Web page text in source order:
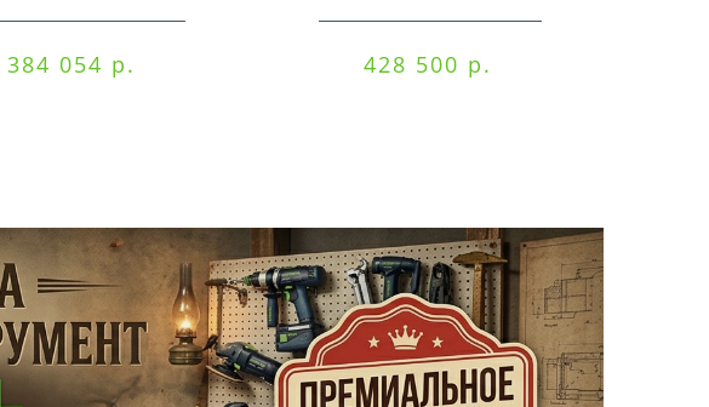
384 054 р.
428 500 р.